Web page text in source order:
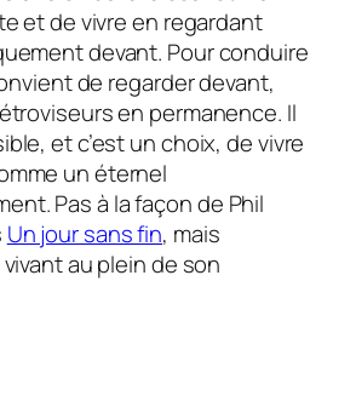
et de vivre en regardant
devant. Pour conduire
de regarder devant,
en permanence. Il
et c’est un choix, de vivre
un éternel
Pas à la façon de Phil
Un jour sans fin, mais
au plein de son